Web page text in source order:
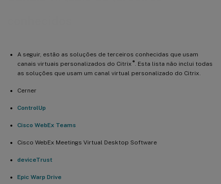
A seguir, estão as soluções de terceiros conhecidas que usam
canais virtuais personalizados do Citrix ®. Esta lista não inclui todas
as soluções que usam um canal virtual personalizado do Citrix.
Cerner
ControlUp
Cisco WebEx Teams
Cisco WebEx Meetings Virtual Desktop Software
deviceTrust
Epic Warp Drive